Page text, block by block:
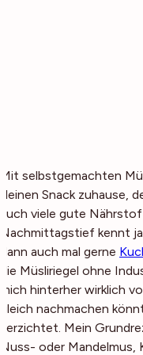
Mit selbstgemachten
kleinen Snack zuhause,
auch viele gute
Nachmittagstief kennt
dann auch mal gerne
die Müsliriegel ohne
mich hinterher wirklich
gleich nachmachen
verzichtet. Mein
Nuss- oder Mandelmus,